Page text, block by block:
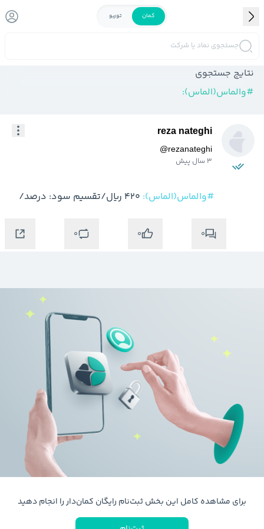
کمان توربو
جستجوی نماد یا شرکت
نتایج جستجوی
#والماس(الماس):
reza nateghi
@rezanateghi
3 سال پیش
#والماس(الماس):
0
0
0
برای مشاهده کامل این بخش ثبت‌نام رایگان کمان‌دار را انجام دهید